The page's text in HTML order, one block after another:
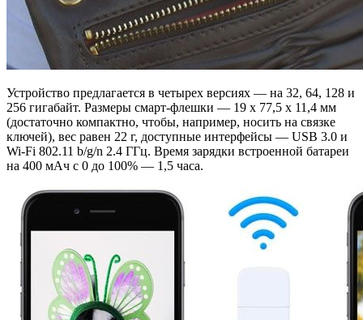
Устройство предлагается в четырех версиях — на 32, 64, 128 и
256 гигабайт. Размеры смарт-флешки — 19 х 77,5 х 11,4 мм
(достаточно компактно, чтобы, например, носить на связке
ключей), вес равен 22 г, доступные интерфейсы — USB 3.0 и
Wi-Fi 802.11 b/g/n 2.4 ГГц. Время зарядки встроенной батареи
на 400 мАч с 0 до 100% — 1,5 часа.